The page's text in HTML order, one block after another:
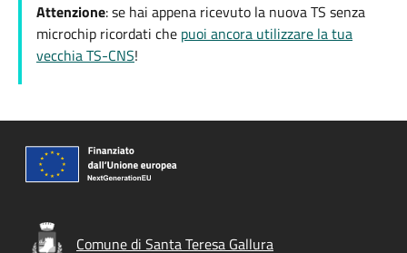
Attenzione: se hai appena ricevuto la nuova TS senza
microchip ricordati che puoi ancora utilizzare la tua
vecchia TS-CNS!
Comune di Santa Teresa Gallura